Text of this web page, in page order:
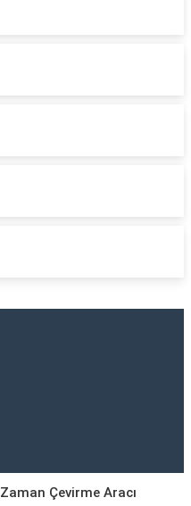
Zaman Çevirme Aracı